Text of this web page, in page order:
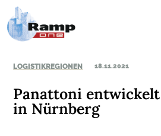
LOGISTIKREGIONEN 18.11.2021
Panattoni
in Nürnberg